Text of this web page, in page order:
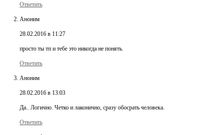
Ответить
Аноним
28.02.2016 в 11:27
просто ты тп и тебе это никогда не понять.
Ответить
Аноним
28.02.2016 в 13:03
Да.. Логично. Четко и лаконично, сразу обосрать человека.
Ответить